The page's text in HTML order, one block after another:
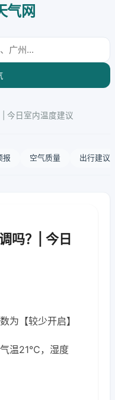
气网
今日室内温度建议
报 空气质量 出行建议
吗？| 今日
为【较少开启】
气温21℃，湿度